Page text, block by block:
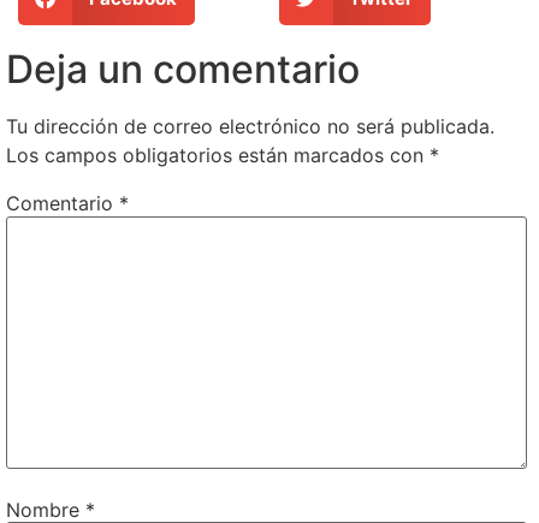
Deja un comentario
Tu dirección de correo electrónico no será publicada.
Los campos obligatorios están marcados con *
Comentario *
Nombre *